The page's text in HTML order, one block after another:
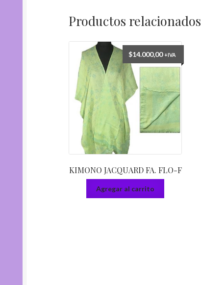
Productos relacionados
KIMONO JACQUARD FA. FLO-F
$14.000,00 +IVA
Agregar al carrito